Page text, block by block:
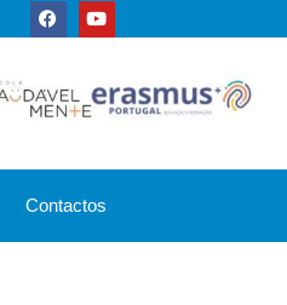
Contactos